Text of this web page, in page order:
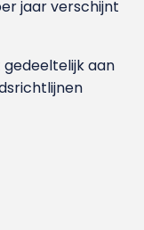
jaar verschijnt
aan